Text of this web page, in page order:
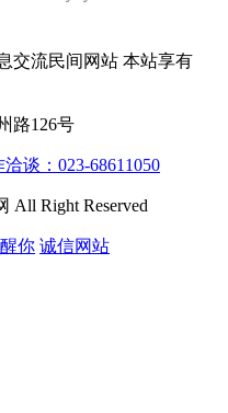
交流民间网站 本站享有
路126号
洽谈：023-68611050
All Right Reserved
你 诚信网站